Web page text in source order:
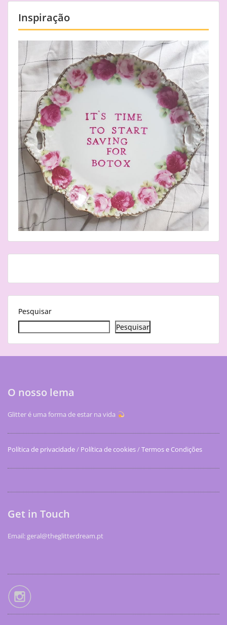
Inspiração
Pesquisar
Pesquisar
O nosso lema
Glitter é uma forma de estar na vida
Política de privacidade/ Política de cookies/Termos e Condições
Get in Touch
Email: geral@theglitterdream.pt